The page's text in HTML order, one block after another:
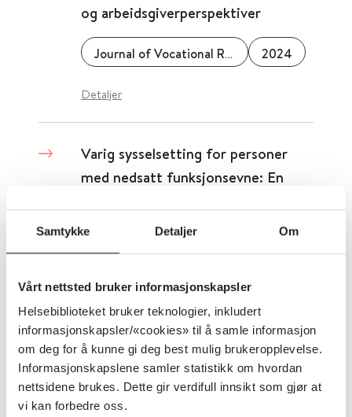
Samtykke Detaljer Om
Vårt nettsted bruker informasjonskapsler
Helsebiblioteket bruker teknologier, inkludert
informasjonskapsler/«cookies» til å samle informasjon
om deg for å kunne gi deg best mulig brukeropplevelse.
Informasjonskapslene samler statistikk om hvordan
nettsidene brukes. Dette gir verdifull innsikt som gjør at
vi kan forbedre oss.
og arbeidsgiverperspektiver
Journal of Vocational Rehabilitation 2024
Detaljer
Varig sysselsetting for personer
med nedsatt funksjonsevne: En
arbeidsplassen og positive
resultater
Scandinavian Journal of Disability Research
Detaljer
Varsler fra DMP